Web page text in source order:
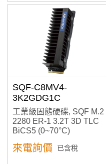
SQF-C8MV4-
3K2GDG1C
工業級固態硬碟, SQF M.2
2280 ER-1 3.2T 3D TLC
BiCS5 (0~70°C)
來電詢價 已含稅